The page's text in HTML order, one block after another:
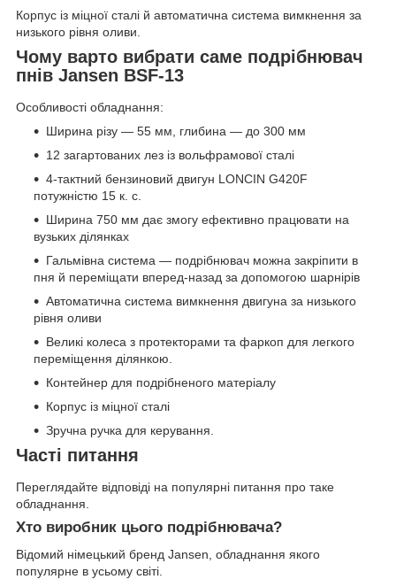
Корпус із міцної сталі й автоматична система вимкнення за
низького рівня оливи.
Чому варто вибрати саме подрібнювач
пнів Jansen BSF-13
Особливості обладнання:
Ширина різу — 55 мм, глибина — до 300 мм
12 загартованих лез із вольфрамової сталі
4-тактний бензиновий двигун LONCIN G420F
потужністю 15 к. с.
Ширина 750 мм дає змогу ефективно працювати на
вузьких ділянках
Гальмівна система — подрібнювач можна закріпити в
пня й переміщати вперед-назад за допомогою шарнірів
Автоматична система вимкнення двигуна за низького
рівня оливи
Великі колеса з протекторами та фаркоп для легкого
переміщення ділянкою.
Контейнер для подрібненого матеріалу
Корпус із міцної сталі
Зручна ручка для керування.
Часті питання
Переглядайте відповіді на популярні питання про таке
обладнання.
Хто виробник цього подрібнювача?
Відомий німецький бренд Jansen, обладнання якого
популярне в усьому світі.